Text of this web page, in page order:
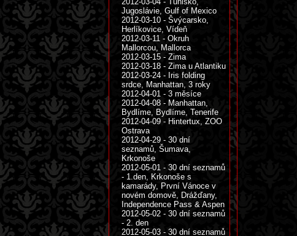
Jugoslávie, Gulf of Mexico
2012-03-10 - Švýcarsko,
Herlíkovice, Vídeň
2012-03-11 - Okruh
Mallorcou, Mallorca
2012-03-15 - Zima
2012-03-18 - Zima u Atlantiku
2012-03-24 - Iris folding
srdce, Manhattan, 3 roky
2012-04-01 - 3 měsíce
2012-04-08 - Manhattan,
Bydlíme, Bydlíme, Tenerife
2012-04-09 - Hintertux, ZOO
Ostrava
2012-04-29 - 30 dní
seznamů, Šumava,
Krkonoše
2012-05-01 - 30 dní seznamů
- 1.den, Krkonoše s
kamarády, První Vánoce v
novém domově, Drážďany,
Independence Pass & Aspen
2012-05-02 - 30 dní seznamů
- 2. den
2012-05-03 - 30 dní seznamů